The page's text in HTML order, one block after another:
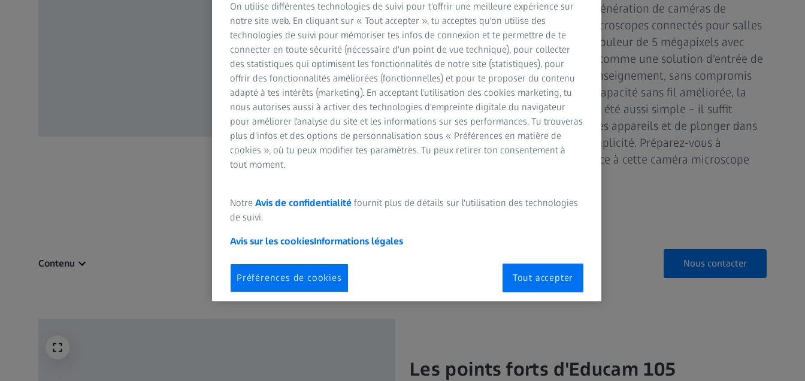
Optez pour la technologie nouvelle génération de caméras de
microscope et, par conséquent, de microscopes connectés pour salles
de classe numériques. Cette caméra couleur de 5 mégapixels avec
capteur CMOS de ZEISS a été conçue comme une solution d'entrée de
gamme dédiée à la formation et à l'enseignement, sans compromis
sur la qualité ou le prix. Grâce à une capacité sans fil améliorée, la
connexion aux microscopes n'a jamais été aussi simple – il suffit
d'utiliser le Wi-Fi pour synchroniser les appareils et de plonger dans
le monde microscopique en toute simplicité. Préparez-vous à
améliorer votre parcours éducatif grâce à cette caméra microscope
Contenu Nous contacter
Les points forts d'Educam 105
On utilise différentes technologies de suivi pour t'offrir une meilleure expérience sur
notre site web. En cliquant sur « Tout accepter », tu acceptes qu'on utilise des
technologies de suivi pour mémoriser tes infos de connexion et te permettre de te
connecter en toute sécurité (nécessaire d'un point de vue technique), pour collecter
des statistiques qui optimisent les fonctionnalités de notre site (statistiques), pour
offrir des fonctionnalités améliorées (fonctionnelles) et pour te proposer du contenu
adapté à tes intérêts (marketing). En acceptant l'utilisation des cookies marketing, tu
nous autorises aussi à activer des technologies d'empreinte digitale du navigateur
pour améliorer l'analyse du site et les informations sur ses performances. Tu trouveras
plus d'infos et des options de personnalisation sous « Préférences en matière de
cookies », où tu peux modifier tes paramètres. Tu peux retirer ton consentement à
tout moment.
Notre Avis de confidentialité fournit plus de détails sur l'utilisation des technologies
de suivi.
Avis sur les cookiesInformations légales
Préférences de cookies Tout accepter